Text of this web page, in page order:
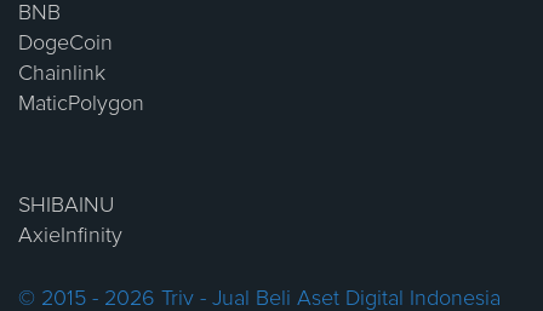
BNB
DogeCoin
Chainlink
MaticPolygon
SHIBAINU
AxieInfinity
© 2015 - 2026 Triv - Jual Beli Aset Digital Indonesia